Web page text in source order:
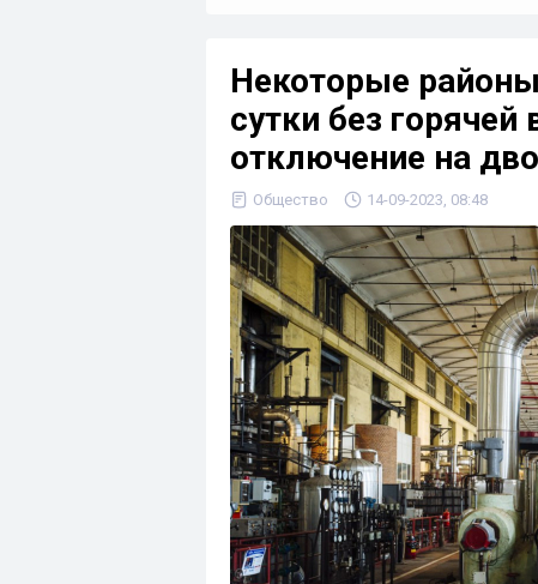
Некоторые
сутки без
отключение на
Общество 14-09-2023, 08:48